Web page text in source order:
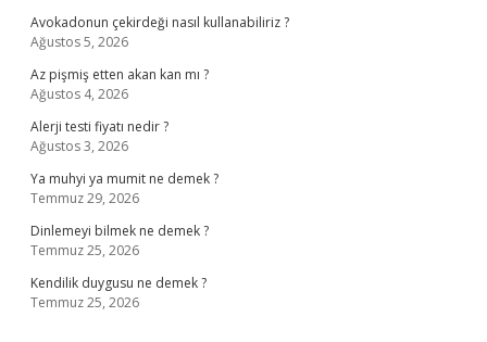
Avokadonun çekirdeği nasıl kullanabiliriz ?
Ağustos 5, 2026
Az pişmiş etten akan kan mı ?
Ağustos 4, 2026
Alerji testi fiyatı nedir ?
Ağustos 3, 2026
Ya muhyi ya mumit ne demek ?
Temmuz 29, 2026
Dinlemeyi bilmek ne demek ?
Temmuz 25, 2026
Kendilik duygusu ne demek ?
Temmuz 25, 2026